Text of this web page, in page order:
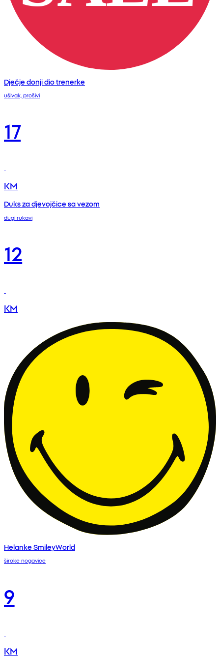
Dječje donji dio trenerke
ušivak, prošivi
17
KM
Duks za djevojčice sa vezom
dugi rukavi
12
KM
Helanke SmileyWorld
široke nogavice
9
KM